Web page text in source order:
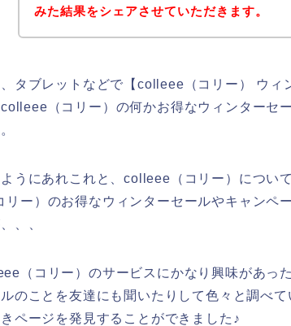
みた結果をシェアさせていただきます。
タブレットなどで【colleee（コリー） ウィ
（コリー）の何かお得なウィンターセ
うにあれこれと、colleee（コリー）につい
ー）のお得なウィンターセールやキャンペ
、、
（コリー）のサービスにかなり興味があっ
のことを友達にも聞いたりして色々と調べ
ページを発見することができました♪